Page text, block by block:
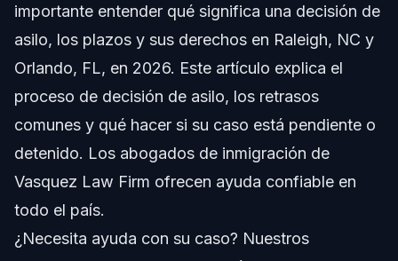
Pasos Clave Tras una Decisión de Asilo
Errores Comunes que Debe Evitar Tras una
Decisión
Cronograma y Qué Esperar en Su Caso
Costos y Tarifas que Afectan su Caso de Asilo
Notas sobre NC, FL y a Nivel Nacional
importante entender qué significa una decisión de
asilo, los plazos y sus derechos en Raleigh, NC y
Orlando, FL, en 2026. Este artículo explica el
proceso de decisión de asilo, los retrasos
comunes y qué hacer si su caso está pendiente o
detenido. Los abogados de inmigración de
Vasquez Law Firm ofrecen ayuda confiable en
todo el país.
¿Necesita ayuda con su caso? Nuestros